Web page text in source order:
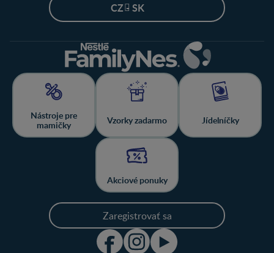
CZ - SK
Nástroje pre
mamičky
Vzorky zadarmo Jídelníčky
Akciové ponuky
Zaregistrovať sa